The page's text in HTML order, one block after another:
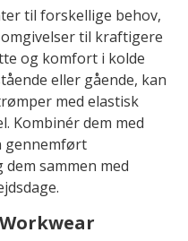
til forskellige behov,
til kraftigere
og komfort i kolde
eller gående, kan
med elastisk
Kombinér dem med
gennemført
sammen med